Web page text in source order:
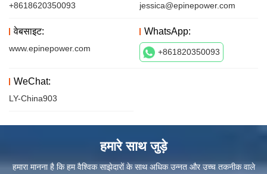
+8618620350093 jessica@epinepower.com
वेबसाइट:
www.epinepower.com
WhatsApp:
+861820350093
WeChat:
LY-China903
हमारे साथ जुड़े
हमारा मानना ​​है कि हम वैश्विक साझेदारों के साथ अधिक उन्नत और उच्च तकनीक वाले